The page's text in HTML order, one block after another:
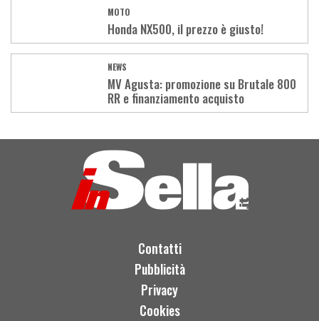
MOTO
Honda NX500, il prezzo è giusto!
NEWS
MV Agusta: promozione su Brutale 800
RR e finanziamento acquisto
More
Contatti
Pubblicità
Privacy
Cookies